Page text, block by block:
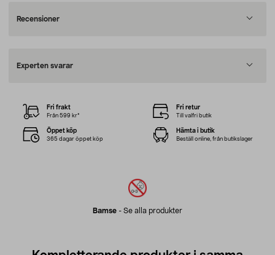
Recensioner
Experten svarar
Bamse - Se alla produkter
Fri frakt
Från 599 kr*
Fri retur
Till valfri butik
Öppet köp
365 dagar öppet köp
Hämta i butik
Beställ online, från butikslager